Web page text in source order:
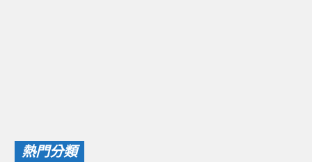
熱門分類